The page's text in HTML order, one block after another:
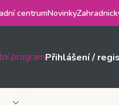
centrumNovinky
programPřihlášení /